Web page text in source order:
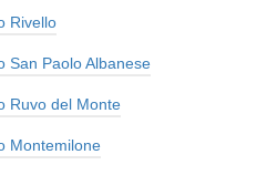
Rivello
San Paolo Albanese
Ruvo del Monte
Montemilone